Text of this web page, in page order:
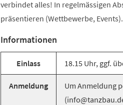
verbindet alles! In regelmässigen
präsentieren (Wettbewerbe,
Informationen
Einlass 18.15 Uhr, ggf.
Anmeldung
Um Anmeldung